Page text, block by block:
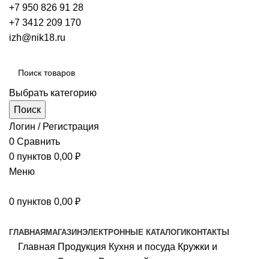
+7 950 826 91 28
+7 3412 209 170
izh@nik18.ru
Выбрать категорию
Поиск
Логин / Регистрация
0 Сравнить
0 пунктов 0,00 ₽
Меню
0 пунктов 0,00 ₽
ГЛАВНАЯ МАГАЗИНЭЛЕКТРОННЫЕ КАТАЛОГИ КОНТАКТЫ
Главная Продукция Кухня и посуда Кружки и